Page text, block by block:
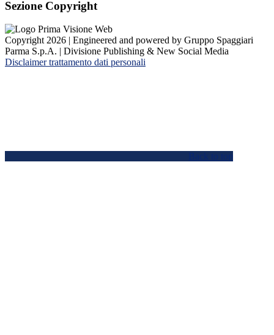
Sezione Copyright
Copyright 2026 | Engineered and powered by Gruppo Spaggiari
Parma S.p.A. | Divisione Publishing & New Social Media
Disclaimer trattamento dati personali
Back to top